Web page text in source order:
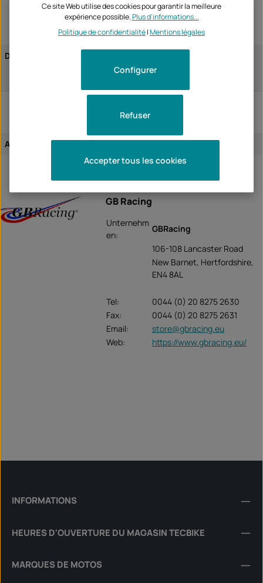
Ducati
Streetfighter V4 / S 2021
Attribution de l'article: spécifique aux véhicules
GB Racing
Unternehm
en:
GBRacing
106-108 Lancaster Road
New Barnet, Hertfordshire,
EN4 8AL
Tel:
0044 (0) 20 8275 2630
Fax:
0044 (0) 20 8275 2631
Email:
store@gbracing.eu
Web:
https://www.gbracing.eu/
INFORMATIONS
HEURES D'OUVERTURE DU MAGASIN TECBIKE
MARQUES DE MOTOS
Ce site Web utilise des cookies pour garantir la meilleure
expérience possible.Plus d'informations...
Politique de confidentialité|Mentions légales
Refuser
Configurer
Accepter tous les cookies